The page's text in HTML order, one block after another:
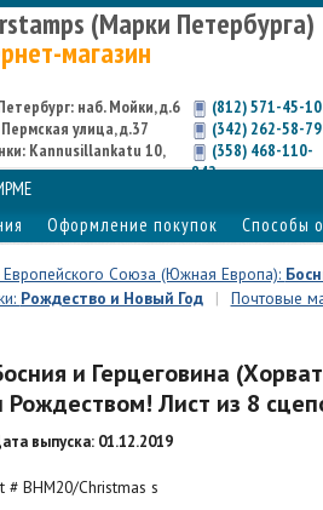
(Марки Петербурга)
магазин
наб. Мойки, д.6
улица, д.37
Kannusillankatu 10,
(812) 571-45-10
(342) 262-58-79
(358) 468-110-
842
Оформление покупок Способы
Союза (Южная Европа):
Рождество и Новый Год |
Почтовые
и Герцеговина
Рождеством! Лист из 8
выпуска: 01.12.2019
# BHM20/Christmas s